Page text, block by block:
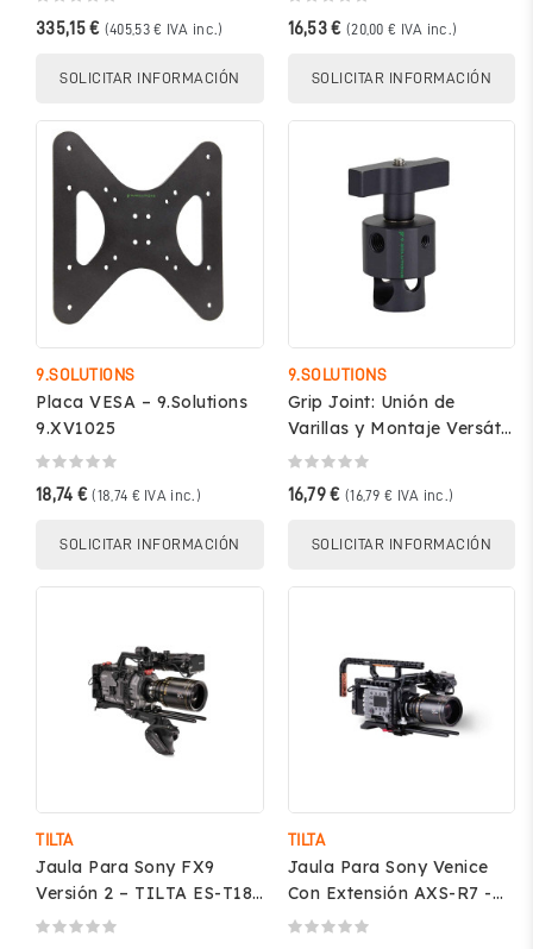
335,15 € (405,53 € IVA inc.)
SOLICITAR INFORMACIÓN
16,53 € (20,00 € IVA inc.)
SOLICITAR INFORMACIÓN
9.SOLUTIONS
Placa VESA – 9.Solutions
9.XV1025
18,74 € (18,74 € IVA inc.)
SOLICITAR INFORMACIÓN
9.SOLUTIONS
Grip Joint: Unión de
Varillas y Montaje Versátil
– 9.Solutions 9.VB5083
16,79 € (16,79 € IVA inc.)
SOLICITAR INFORMACIÓN
TILTA
Jaula Para Sony FX9
Versión 2 – TILTA ES-T18-
V-V2
TILTA
Jaula Para Sony Venice
Con Extensión AXS-R7 -
TILTA ESRT-T13-V